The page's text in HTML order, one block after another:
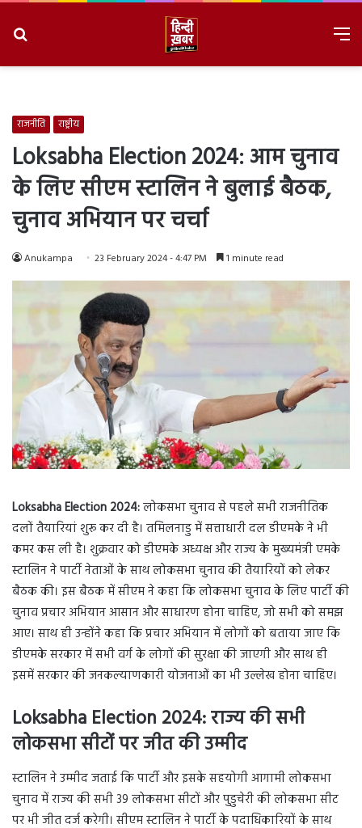
राजनीति राष्ट्रीय
Loksabha Election 2024: आम चुनाव
के लिए सीएम स्टालिन ने बुलाई बैठक,
चुनाव अभियान पर चर्चा
Anukampa 23 February 2024 - 4:47 PM 1 minute read
Loksabha Election 2024:लोकसभा चुनाव से पहले सभी राजनीतिक
दलों तैयारियां शुरू कर दी है। तमिलनाडु में सत्ताधारी दल डीएमके ने भी
कमर कस ली है। शुक्रवार को डीएमके अध्यक्ष और राज्य के मुख्यमंत्री एमके
स्टालिन ने पार्टी नेताओं के साथ लोकसभा चुनाव की तैयारियों को लेकर
बैठक की। इस बैठक में सीएम ने कहा कि लोकसभा चुनाव के लिए पार्टी की
चुनाव प्रचार अभियान आसान और साधारण होना चाहिए, जो सभी को समझ
आए। साथ ही उन्होंने कहा कि प्रचार अभियान में लोगों को बताया जाए कि
डीएमके सरकार में सभी वर्ग के लोगों की सुरक्षा की जाएगी और साथ ही
इसमें सरकार की जनकल्याणकारी योजनाओं का भी उल्लेख होना चाहिए।
Loksabha Election 2024: राज्य की सभी
लोकसभा सीटों पर जीत की उम्मीद
स्टालिन ने उम्मीद जताई कि पार्टी और इसके सहयोगी आगामी लोकसभा
चुनाव में राज्य की सभी 39 लोकसभा सीटों और पुडुचेरी की लोकसभा सीट
पर भी जीत दर्ज करेगी। सीएम स्टालिन ने पार्टी के पदाधिकारियों के साथ